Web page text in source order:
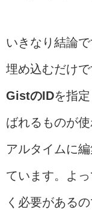
いきなり結論
埋め込むだけで
GistのIDを指
ばれるものが
アルタイムに
ています。よ
く必要がある